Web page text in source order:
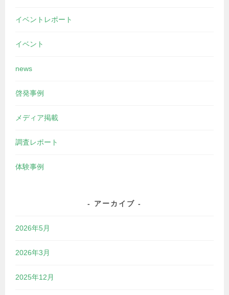
イベントレポート
イベント
news
啓発事例
メディア掲載
調査レポート
体験事例
アーカイブ
2026年5月
2026年3月
2025年12月